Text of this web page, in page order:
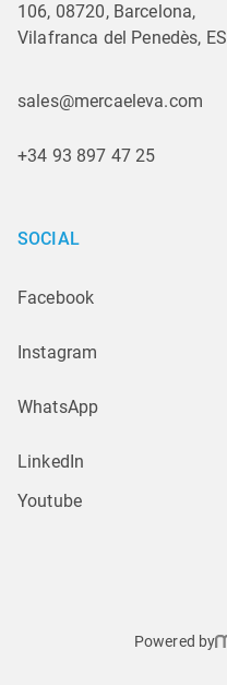
106, 08720, Barcelona,
Vilafranca del Penedès, ES
sales@mercaeleva.com
+34 93 897 47 25
SOCIAL
Facebook
Instagram
WhatsApp
LinkedIn
Youtube
Powered by